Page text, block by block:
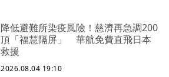
降低避難所染疫風險！慈濟再急調200
頂「福慧隔屏」 華航免費直飛日本
救援
2026.08.04 19:10